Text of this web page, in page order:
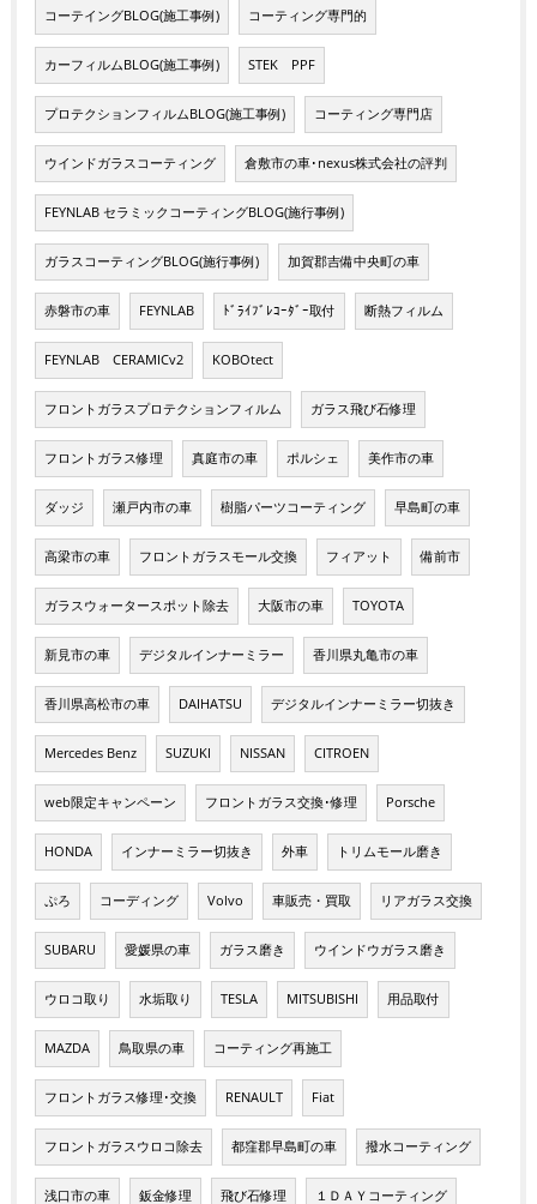
コーテイングBLOG(施工事例) コーティング専門的
カーフィルムBLOG(施工事例) STEK PPF
プロテクションフィルムBLOG(施工事例) コーティング専門店
ウインドガラスコーティング 倉敷市の車･nexus株式会社の評判
FEYNLAB セラミックコーティングBLOG(施行事例)
ガラスコーティングBLOG(施行事例) 加賀郡吉備中央町の車
赤磐市の車 FEYNLAB ﾄﾞﾗｲﾌﾞﾚｺｰﾀﾞｰ取付 断熱フィルム
FEYNLAB CERAMICv2 KOBOtect
フロントガラスプロテクションフィルム ガラス飛び石修理
フロントガラス修理 真庭市の車 ポルシェ 美作市の車
ダッジ 瀬戸内市の車 樹脂パーツコーティング 早島町の車
高梁市の車 フロントガラスモール交換 フィアット 備前市
ガラスウォータースポット除去 大阪市の車 TOYOTA
新見市の車 デジタルインナーミラー 香川県丸亀市の車
香川県高松市の車 DAIHATSU デジタルインナーミラー切抜き
Mercedes Benz SUZUKI NISSAN CITROEN
web限定キャンペーン フロントガラス交換･修理 Porsche
HONDA インナーミラー切抜き 外車 トリムモール磨き
ぷろ コーディング Volvo 車販売・買取 リアガラス交換
SUBARU 愛媛県の車 ガラス磨き ウインドウガラス磨き
ウロコ取り 水垢取り TESLA MITSUBISHI 用品取付
MAZDA 鳥取県の車 コーティング再施工
フロントガラス修理･交換 RENAULT Fiat
フロントガラスウロコ除去 都窪郡早島町の車 撥水コーティング
浅口市の車 鈑金修理 飛び石修理 １ＤＡＹコーティング